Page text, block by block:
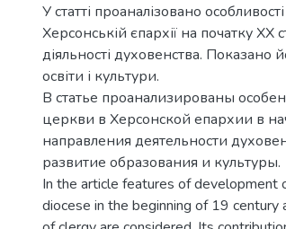
У статті проаналізовано
Херсонській єпархії на початку
діяльності духовенства. Показано
освіти і культури.
В статье проанализированы
церкви в Херсонской епархии в
направления деятельности
развитие образования и культуры.
In the article features of development
diocese in the beginning of 19 century